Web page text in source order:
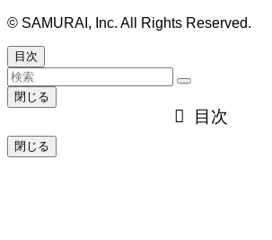
© SAMURAI, Inc. All Rights Reserved.
目次
閉じる
目次
閉じる